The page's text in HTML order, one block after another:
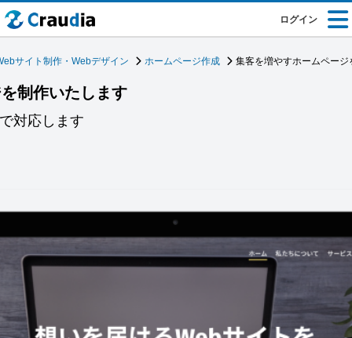
ログイン
サイト制作・Webデザイン ホームページ作成 集客を増やすホームペー
制作いたします
対応します